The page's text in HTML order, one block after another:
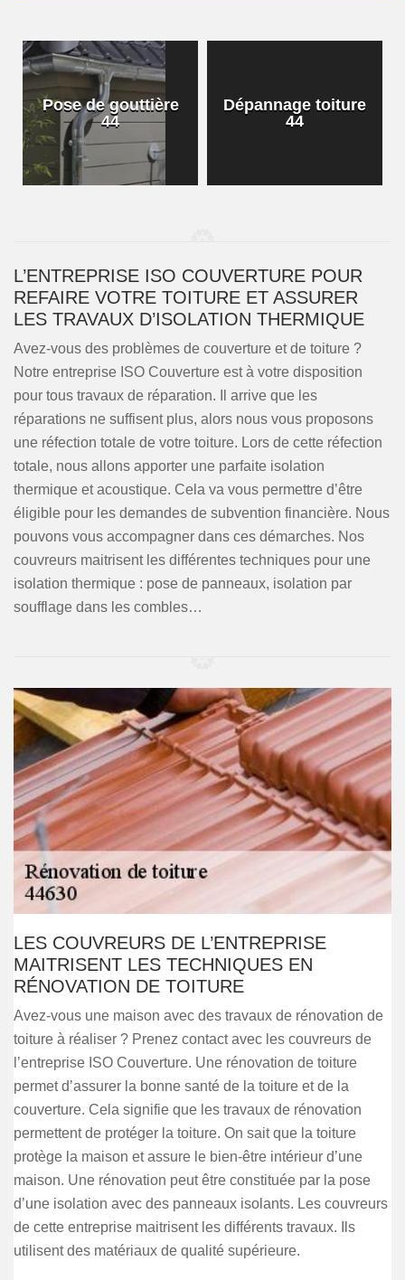
Pose de gouttière
44
Dépannage toiture
44
L’ENTREPRISE ISO COUVERTURE POUR
REFAIRE VOTRE TOITURE ET ASSURER
LES TRAVAUX D’ISOLATION THERMIQUE
Avez-vous des problèmes de couverture et de toiture ?
Notre entreprise ISO Couverture est à votre disposition
pour tous travaux de réparation. Il arrive que les
réparations ne suffisent plus, alors nous vous proposons
une réfection totale de votre toiture. Lors de cette réfection
totale, nous allons apporter une parfaite isolation
thermique et acoustique. Cela va vous permettre d’être
éligible pour les demandes de subvention financière. Nous
pouvons vous accompagner dans ces démarches. Nos
couvreurs maitrisent les différentes techniques pour une
isolation thermique : pose de panneaux, isolation par
soufflage dans les combles…
LES COUVREURS DE L’ENTREPRISE
MAITRISENT LES TECHNIQUES EN
RÉNOVATION DE TOITURE
Avez-vous une maison avec des travaux de rénovation de
toiture à réaliser ? Prenez contact avec les couvreurs de
l’entreprise ISO Couverture. Une rénovation de toiture
permet d’assurer la bonne santé de la toiture et de la
couverture. Cela signifie que les travaux de rénovation
permettent de protéger la toiture. On sait que la toiture
protège la maison et assure le bien-être intérieur d’une
maison. Une rénovation peut être constituée par la pose
d’une isolation avec des panneaux isolants. Les couvreurs
de cette entreprise maitrisent les différents travaux. Ils
utilisent des matériaux de qualité supérieure.